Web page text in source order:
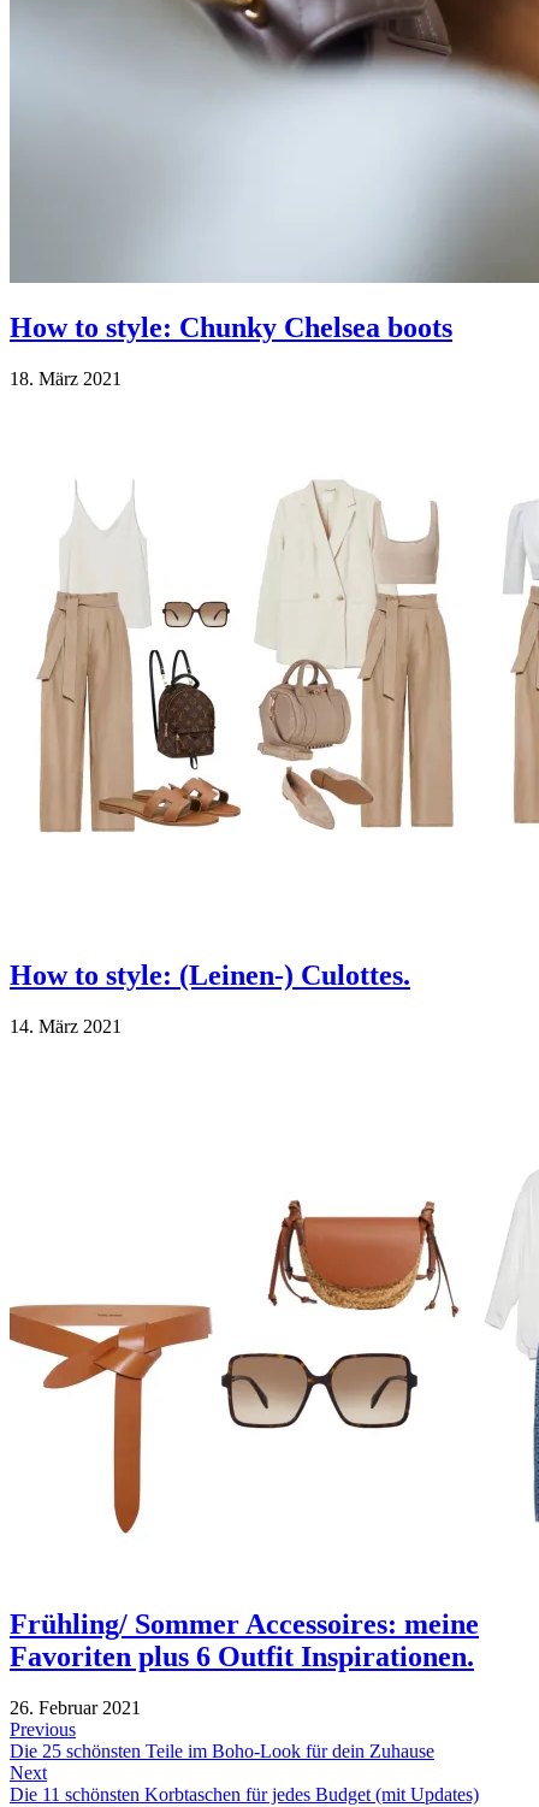
How to style: Chunky Chelsea boots
18. März 2021
How to style: (Leinen-) Culottes.
14. März 2021
Frühling/ Sommer Accessoires: meine
Favoriten plus 6 Outfit Inspirationen.
26. Februar 2021
Beitragsnavigation
Previous
Previous
post:
Die 25 schönsten Teile im Boho-Look für dein Zuhause
Next
Next
Die 11 schönsten Korbtaschen für jedes Budget (mit Updates)